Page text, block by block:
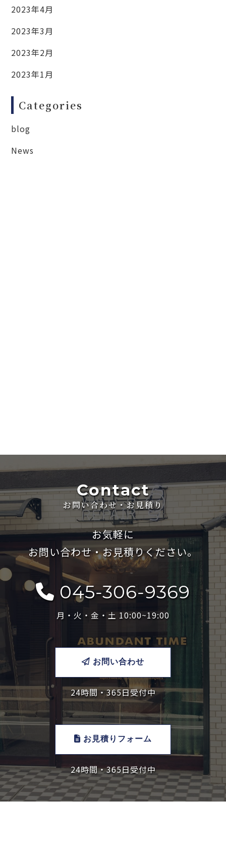
2023年4月
2023年3月
2023年2月
2023年1月
Categories
blog
News
Contact
お問い合わせ・お見積り
お気軽に
お問い合わせ・お見積りください。
045-306-9369
月・火・金・土 10:00~19:00
お問い合わせ
24時間・365日受付中
お見積りフォーム
24時間・365日受付中